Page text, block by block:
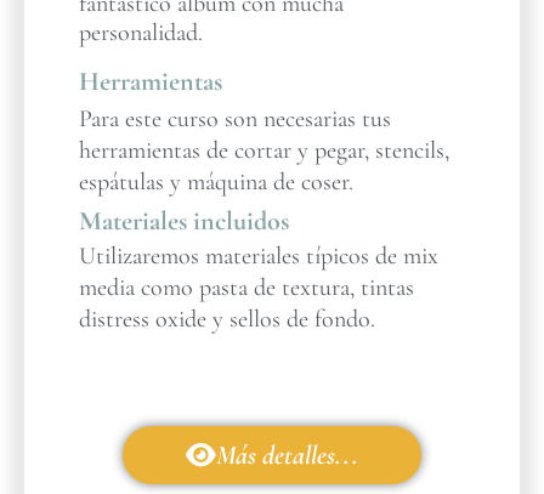
personalidad.
Herramientas
Para este curso son necesarias tus
herramientas de cortar y pegar, stencils,
espátulas y máquina de coser.
Materiales incluidos
Utilizaremos materiales típicos de mix
media como pasta de textura, tintas
distress oxide y sellos de fondo.
Más detalles...